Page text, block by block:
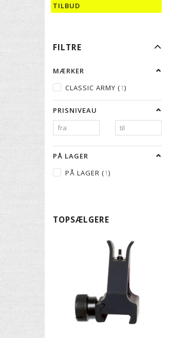
TILBUD
FILTRE
MÆRKER
CLASSIC ARMY (1)
PRISNIVEAU
PÅ LAGER
PÅ LAGER (1)
TOPSÆLGERE